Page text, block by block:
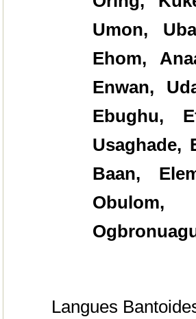
Umon,
Ehom,
Enwan,
Ebughu,
Usaghade,
Baan,
Obulom,
Langues